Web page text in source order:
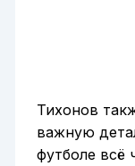
Тихонов
важную
футболе всё